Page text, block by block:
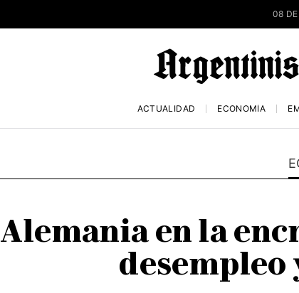
08
ACTUALIDAD ECONOMÍA
Alemania en la
desempleo